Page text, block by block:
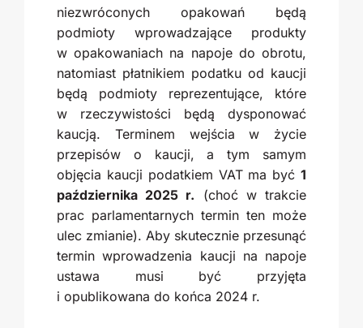
niezwróconych opakowań będą
podmioty wprowadzające produkty
w opakowaniach na napoje do obrotu,
natomiast płatnikiem podatku od kaucji
będą podmioty reprezentujące, które
w rzeczywistości będą dysponować
kaucją. Terminem wejścia w życie
przepisów o kaucji, a tym samym
objęcia kaucji podatkiem VAT ma być1
października 2025 r. (choć w trakcie
prac parlamentarnych termin ten może
ulec zmianie). Aby skutecznie przesunąć
termin wprowadzenia kaucji na napoje
ustawa musi być przyjęta
i opublikowana do końca 2024 r.